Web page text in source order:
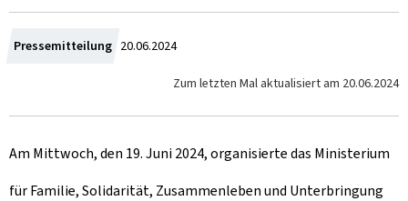
Pressemitteilung Z
m
20.06.2024
Zum letzten Mal aktualisiert am 20.06.2024
Am Mittwoch, den 19. Juni 2024, organisierte das Ministerium
für Familie, Solidarität, Zusammenleben und Unterbringung